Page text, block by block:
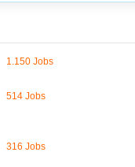
1.150 Jobs
514 Jobs
316 Jobs